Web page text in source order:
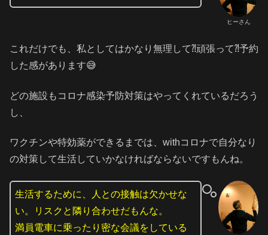
ヒーさん
これだけでも、私としてはかなり無理して⁈頑張って⁈予約
した感があります😅
どの施設もコロナ感染予防対策はやってくれているだろう
し、
ワクチンや特効薬ができるまでは、withコロナで自分なり
の対策して生活していかなければならないですもんね。
生活するために、人との接触は欠かせな
い。リスクと隣り合わせだもんな。
満員電車に乗ったり密な会議をしている